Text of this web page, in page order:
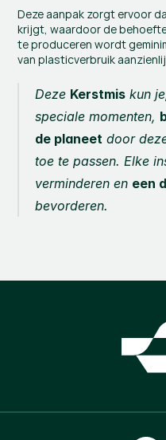
Deze aanpak zorgt ervoor
krijgt, waardoor de
te produceren wordt
van plasticverbruik
Deze Kerstmis kun
speciale momenten,
de planeet door
toe te passen. Elke
verminderen en een
bevorderen.